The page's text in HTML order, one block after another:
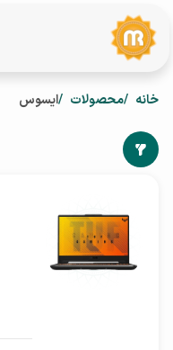
خانه محصولات ایسوس